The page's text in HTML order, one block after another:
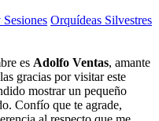
Orquídeas Silvestres
es Adolfo Ventas, amante
gracias por visitar este
mostrar un pequeño
Confío que te agrade,